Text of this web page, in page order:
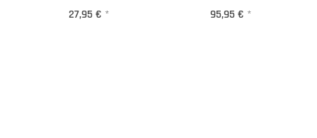
27,95 € * 95,95 € *